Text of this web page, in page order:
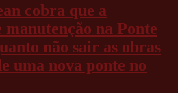
cobra que a
na Ponte
não sair as obras
uma nova ponte no